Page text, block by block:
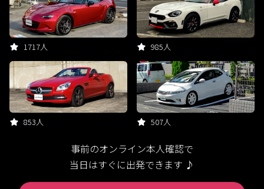
1717人 985人
853人 507人
事前のオンライン本人確認で
当日はすぐに出発できます ♪